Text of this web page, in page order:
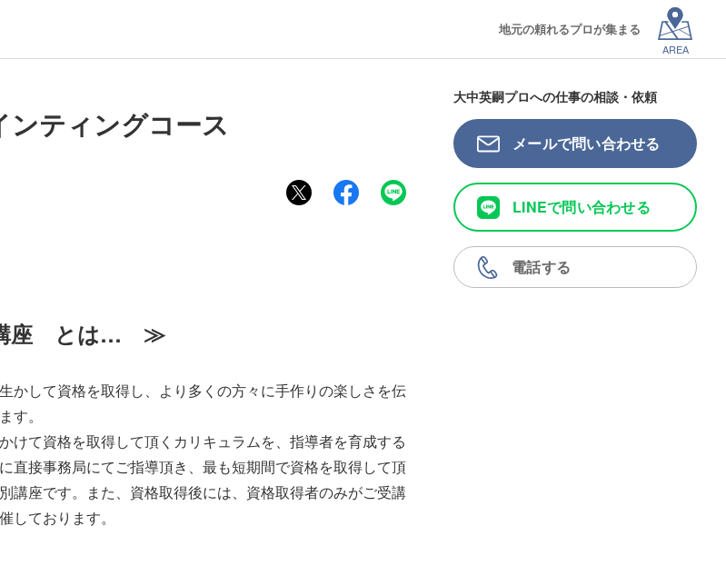
地元の頼れるプロが集まる
AREA
ティングコース
座 とは… ≫
かして資格を取得し、より多くの方々に手作りの楽しさを伝
す。
けて資格を取得して頂くカリキュラムを、指導者を育成する
直接事務局にてご指導頂き、最も短期間で資格を取得して頂
講座です。また、資格取得後には、資格取得者のみがご受講
しております。
大中英嗣プロへの仕事の相談・依頼
メールで問い合わせる
LINEで問い合わせる
電話する